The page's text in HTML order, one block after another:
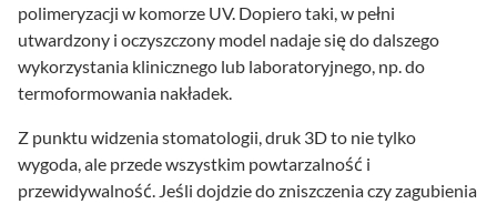
polimeryzacji w komorze UV. Dopiero taki, w pełni
utwardzony i oczyszczony model nadaje się do dalszego
wykorzystania klinicznego lub laboratoryjnego, np. do
termoformowania nakładek.
Z punktu widzenia stomatologii, druk 3D to nie tylko
wygoda, ale przede wszystkim powtarzalność i
przewidywalność. Jeśli dojdzie do zniszczenia czy zagubienia